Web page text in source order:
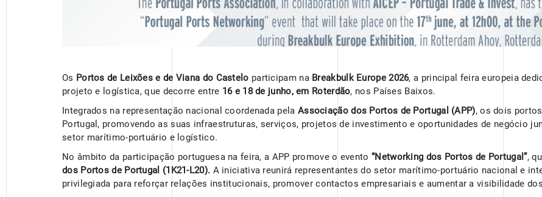
Os Portos de Leixões e de Viana do Castelo participam na Breakbulk Europe 2026, a principal feira europeia
projeto e logística, que decorre entre 16 e 18 de junho, em Roterdão, nos Países Baixos.
Integrados na representação nacional coordenada pela Associação dos Portos de Portugal (APP), os dois
Portugal, promovendo as suas infraestruturas, serviços, projetos de investimento e oportunidades de negócio
setor marítimo-portuário e logístico.
No âmbito da participação portuguesa na feira, a APP promove o evento “Networking dos Portos de Portugal”,
dos Portos de Portugal (1K21-L20). A iniciativa reunirá representantes do setor marítimo-portuário nacional e
privilegiada para reforçar relações institucionais, promover contactos empresariais e aumentar a visibilidade